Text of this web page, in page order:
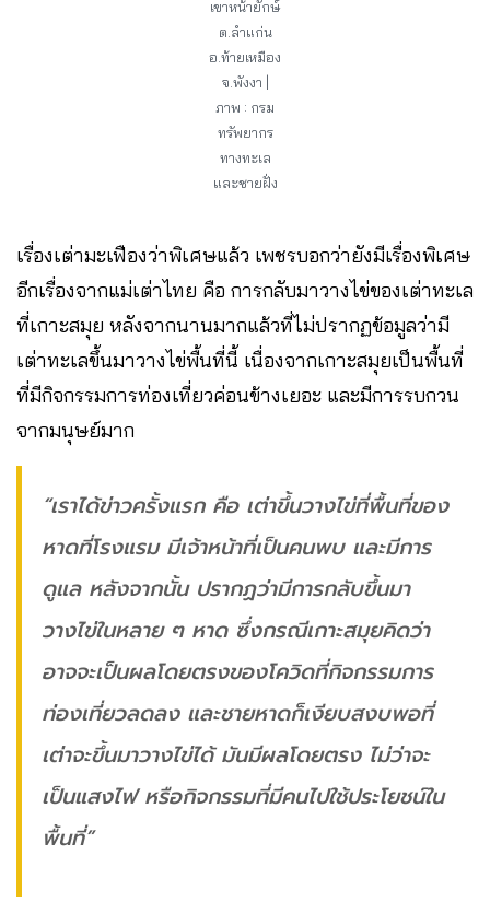
เขาหน้ายักษ์
ต.ลำแก่น
อ.ท้ายเหมือง
จ.พังงา |
ภาพ : กรม
ทรัพยากร
ทางทะเล
และชายฝั่ง
เรื่องเต่ามะเฟืองว่าพิเศษแล้ว เพชรบอกว่ายังมีเรื่องพิเศษ
อีกเรื่องจากแม่เต่าไทย คือ การกลับมาวางไข่ของเต่าทะเล
ที่เกาะสมุย หลังจากนานมากแล้วที่ไม่ปรากฏข้อมูลว่ามี
เต่าทะเลขึ้นมาวางไข่พื้นที่นี้ เนื่องจากเกาะสมุยเป็นพื้นที่
ที่มีกิจกรรมการท่องเที่ยวค่อนข้างเยอะ และมีการรบกวน
จากมนุษย์มาก
“เราได้ข่าวครั้งแรก คือ เต่าขึ้นวางไข่ที่พื้นที่ของ
หาดที่โรงแรม มีเจ้าหน้าที่เป็นคนพบ และมีการ
ดูแล หลังจากนั้น ปรากฏว่ามีการกลับขึ้นมา
วางไข่ในหลาย ๆ หาด ซึ่งกรณีเกาะสมุยคิดว่า
อาจจะเป็นผลโดยตรงของโควิดที่กิจกรรมการ
ท่องเที่ยวลดลง และชายหาดก็เงียบสงบพอที่
เต่าจะขึ้นมาวางไข่ได้ มันมีผลโดยตรง ไม่ว่าจะ
เป็นแสงไฟ หรือกิจกรรมที่มีคนไปใช้ประโยชน์ใน
พื้นที่”